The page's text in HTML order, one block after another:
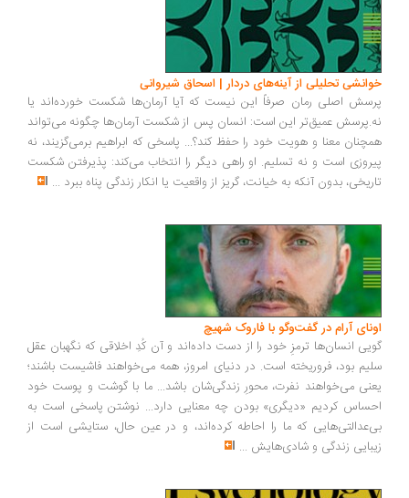
تحلیلی از آینه‌های دردار | اسحاق شیروانی
اصلی رمان صرفاً این نیست که آیا آرمان‌ها شکست خورده‌اند یا
عمیق‌تر این است: انسان پس از شکست آرمان‌ها چگونه می‌تواند
معنا و هویت خود را حفظ کند؟... پاسخی که ابراهیم برمی‌گزیند، نه
است و نه تسلیم. او راهی دیگر را انتخاب می‌کند: پذیرفتن شکست
بدون آنکه به خیانت، گریز از واقعیت یا انکار زندگی پناه ببرد...
آرام در گفت‌وگو با فاروک شهیچ‭
انسان‌ها ترمزِ خود را از دست داده‌اند و آن کُدِ اخلاقی که نگهبان عقل
بود، فروریخته است. در دنیای امروز، همه می‌خواهند فاشیست باشند؛
می‌خواهند نفرت، محورِ زندگی‌شان باشد... ما با گوشت و پوست خود
کردیم «دیگری» بودن چه معنایی دارد... نوشتن پاسخی است به
که ما را احاطه کرده‌اند، و در عین حال، ستایشی است از
زندگی و شادی‌هایش...